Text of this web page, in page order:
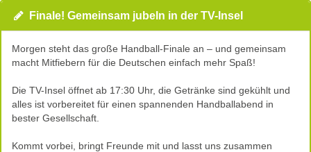
Finale! Gemeinsam jubeln in der TV-Insel
Morgen steht das große Handball-Finale an – und gemeinsam
macht Mitfiebern für die Deutschen einfach mehr Spaß!
Die TV-Insel öffnet ab 17:30 Uhr, die Getränke sind gekühlt und
alles ist vorbereitet für einen spannenden Handballabend in
bester Gesellschaft.
Kommt vorbei, bringt Freunde mit und lasst uns zusammen